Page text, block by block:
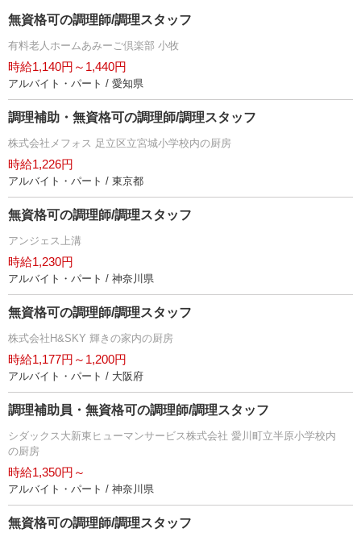
無資格可の調理師/調理スタッフ
有料老人ホームあみーご倶楽部 小牧
時給1,140円～1,440円
アルバイト・パート / 愛知県
調理補助・無資格可の調理師/調理スタッフ
株式会社メフォス 足立区立宮城小学校内の厨房
時給1,226円
アルバイト・パート / 東京都
無資格可の調理師/調理スタッフ
アンジェス上溝
時給1,230円
アルバイト・パート / 神奈川県
無資格可の調理師/調理スタッフ
株式会社H&SKY 輝きの家内の厨房
時給1,177円～1,200円
アルバイト・パート / 大阪府
調理補助員・無資格可の調理師/調理スタッフ
シダックス大新東ヒューマンサービス株式会社 愛川町立半原小学校内
の厨房
時給1,350円～
アルバイト・パート / 神奈川県
無資格可の調理師/調理スタッフ